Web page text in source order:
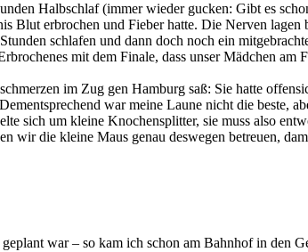
Halbschlaf (immer wieder gucken: Gibt es
Blut erbrochen und Fieber hatte. Die Nerven
schlafen und dann doch noch ein
mit dem Finale, dass unser Mädchen
im Zug gen Hamburg saß: Sie hatte
war meine Laune nicht die
sich um kleine Knochensplitter, sie muss also
wir die kleine Maus genau deswegen betreuen,
war – so kam ich schon am Bahnhof in den